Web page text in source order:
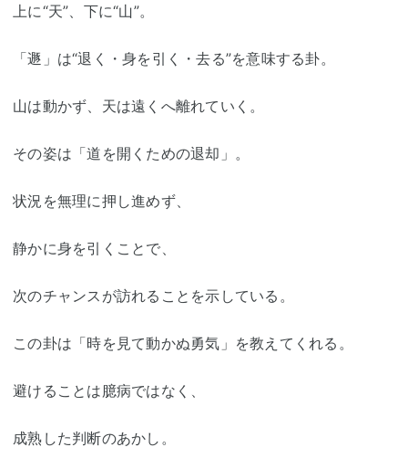
上に“天”、下に“山”。
「遯」は“退く・身を引く・去る”を意味する卦。
山は動かず、天は遠くへ離れていく。
その姿は「道を開くための退却」。
状況を無理に押し進めず、
静かに身を引くことで、
次のチャンスが訪れることを示している。
この卦は「時を見て動かぬ勇気」を教えてくれる。
避けることは臆病ではなく、
成熟した判断のあかし。